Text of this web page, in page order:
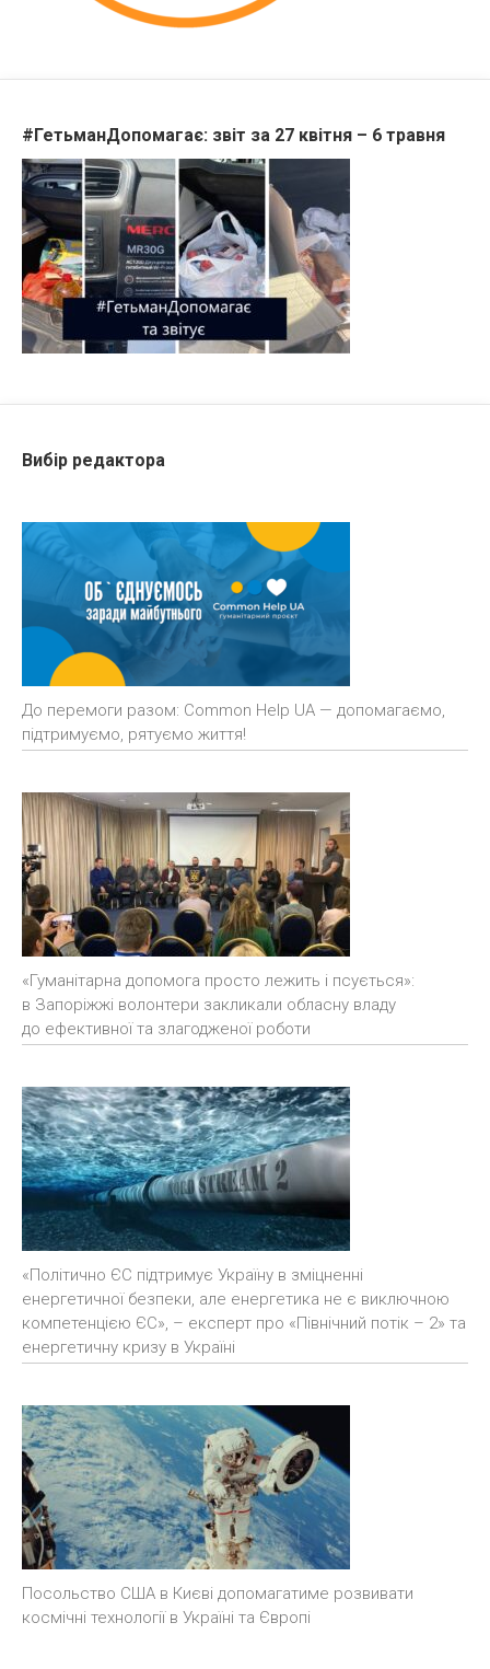
#ГетьманДопомагає: звіт за 27 квітня – 6 травня
Вибір редактора
До перемоги разом: Common Help UA — допомагаємо,
підтримуємо, рятуємо життя!
«Гуманітарна допомога просто лежить і псується»:
в Запоріжжі волонтери закликали обласну владу
до ефективної та злагодженої роботи
«Політично ЄС підтримує Україну в зміцненні
енергетичної безпеки, але енергетика не є виключною
компетенцією ЄС», – експерт про «Північний потік – 2» та
енергетичну кризу в Україні
Посольство США в Києві допомагатиме розвивати
космічні технології в Україні та Європі